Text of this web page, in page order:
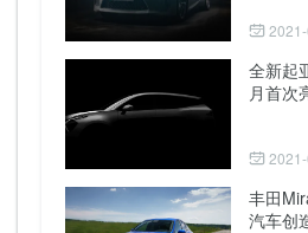
全新起
月首次
丰田
汽车创